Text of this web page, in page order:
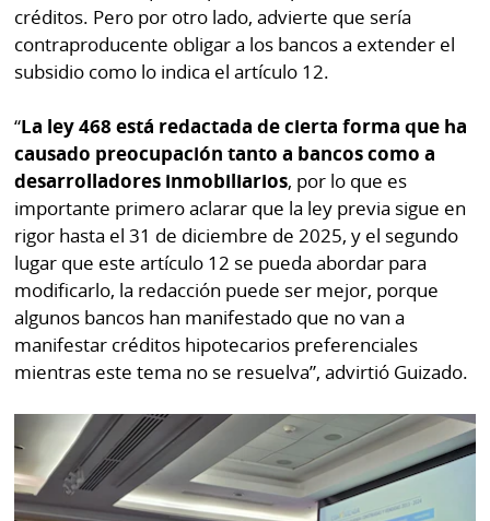
créditos. Pero por otro lado, advierte que sería
contraproducente obligar a los bancos a extender el
subsidio como lo indica el artículo 12.
“La ley 468 está redactada de cierta forma que ha
causado preocupación tanto a bancos como a
desarrolladores inmobiliarios, por lo que es
importante primero aclarar que la ley previa sigue en
rigor hasta el 31 de diciembre de 2025, y el segundo
lugar que este artículo 12 se pueda abordar para
modificarlo, la redacción puede ser mejor, porque
algunos bancos han manifestado que no van a
manifestar créditos hipotecarios preferenciales
mientras este tema no se resuelva”, advirtió Guizado.